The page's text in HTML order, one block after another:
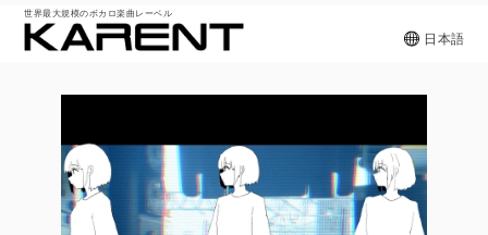
世界最大規模のボカロ楽曲レーベル
日本語